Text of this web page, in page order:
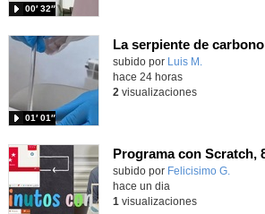
00′ 32″
La serpiente de carbono
Contenido educativo.
subido por Luis M.
01′ 01″
hace 24 horas
2 visualizaciones
Contenido educativo.
subido por Felicisimo G.
hace un dia
1 visualizaciones